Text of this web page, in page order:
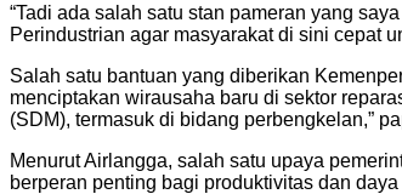
“Tadi ada salah satu stan pameran yang
Perindustrian agar masyarakat di sini cepat
Salah satu bantuan yang diberikan
menciptakan wirausaha baru di sektor
(SDM), termasuk di bidang perbengkelan,”
Menurut Airlangga, salah satu upaya
berperan penting bagi produktivitas dan